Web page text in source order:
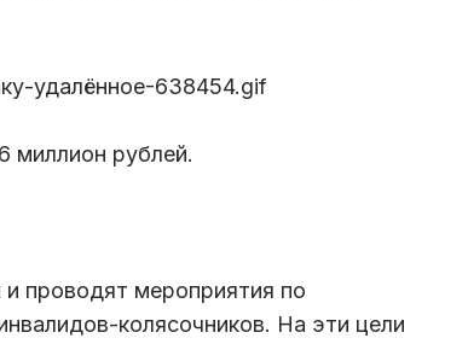
миллион рублей.
проводят мероприятия по
колясочников. На эти цели